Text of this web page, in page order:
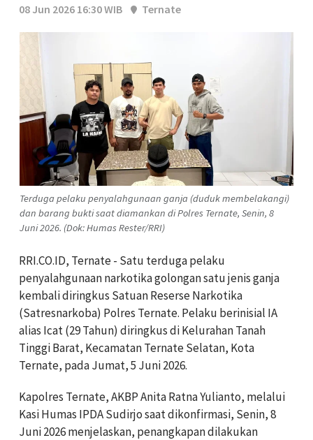
08 Jun 2026 16:30 WIB
Ternate
Terduga pelaku penyalahgunaan ganja (duduk membelakangi)
dan barang bukti saat diamankan di Polres Ternate, Senin, 8
Juni 2026. (Dok: Humas Rester/RRI)
RRI.CO.ID, Ternate - Satu terduga pelaku
penyalahgunaan narkotika golongan satu jenis ganja
kembali diringkus Satuan Reserse Narkotika
(Satresnarkoba) Polres Ternate. Pelaku berinisial IA
alias Icat (29 Tahun) diringkus di Kelurahan Tanah
Tinggi Barat, Kecamatan Ternate Selatan, Kota
Ternate, pada Jumat, 5 Juni 2026.
Kapolres Ternate, AKBP Anita Ratna Yulianto, melalui
Kasi Humas IPDA Sudirjo saat dikonfirmasi, Senin, 8
Juni 2026 menjelaskan, penangkapan dilakukan